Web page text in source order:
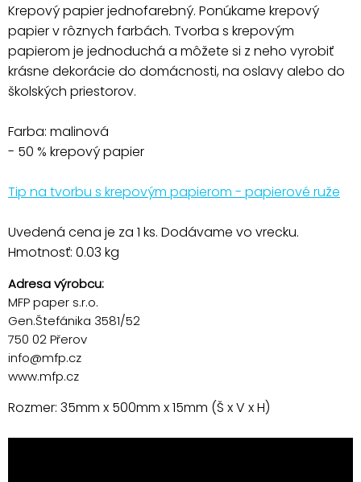
Krepový papier jednofarebný. Ponúkame krepový
papier v rôznych farbách. Tvorba s krepovým
papierom je jednoduchá a môžete si z neho vyrobiť
krásne dekorácie do domácnosti, na oslavy alebo do
školských priestorov.
Farba: malinová
- 50 % krepový papier
Tip na tvorbu s krepovým papierom - papierové ruže
Uvedená cena je za 1 ks. Dodávame vo vrecku.
Hmotnosť: 0.03 kg
Adresa výrobcu:
MFP paper s.r.o.
Gen.Štefánika 3581/52
750 02 Přerov
info@mfp.cz
www.mfp.cz
Rozmer: 35mm x 500mm x 15mm (Š x V x H)